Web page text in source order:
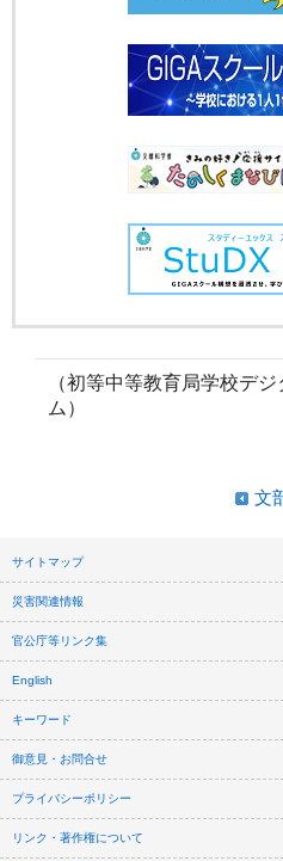
（初等中等教育局学校デ
ム）
文
サイトマップ
災害関連情報
官公庁等リンク集
English
キーワード
御意見・お問合せ
プライバシーポリシー
リンク・著作権について